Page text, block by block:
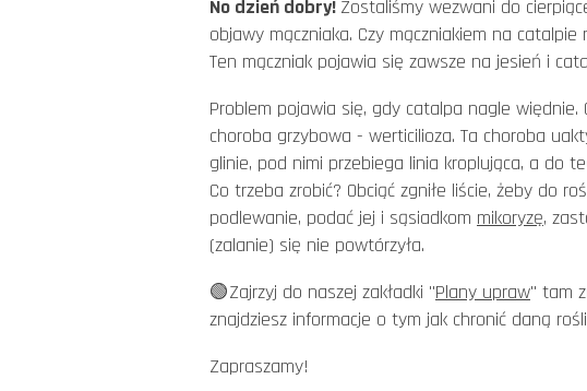
No dzień dobry! Zostaliśmy wezwani do
objawy mączniaka. Czy mączniakiem na
Ten mączniak pojawia się zawsze na jesień i
Problem pojawia się, gdy catalpa nagle
choroba grzybowa - werticilioza. Ta choroba
glinie, pod nimi przebiega linia kroplująca, a do
Co trzeba zrobić? Obciąć zgniłe liście, żeby do
podlewanie, podać jej i sąsiadkom mikoryzę,
(zalanie) się nie powtórzyła.
🟢Zajrzyj do naszej zakładki "Plany upraw" tam
znajdziesz informacje o tym jak chronić daną
Zapraszamy!